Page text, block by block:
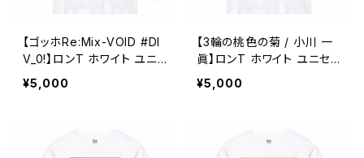
【ゴッホRe:Mix-VOID #DI
V_0!】ロンT ホワイト ユニ
セックス
¥5,000
【3輪の桃色の菊 / 小川 一
眞】ロンT ホワイト ユニセッ
クス
¥5,000